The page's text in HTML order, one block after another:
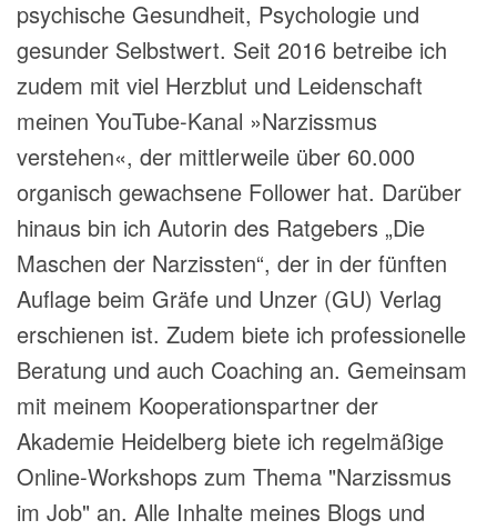
psychische Gesundheit, Psychologie und
gesunder Selbstwert. Seit 2016 betreibe ich
zudem mit viel Herzblut und Leidenschaft
meinen YouTube-Kanal »Narzissmus
verstehen«, der mittlerweile über 60.000
organisch gewachsene Follower hat. Darüber
hinaus bin ich Autorin des Ratgebers „Die
Maschen der Narzissten“, der in der fünften
Auflage beim Gräfe und Unzer (GU) Verlag
erschienen ist. Zudem biete ich professionelle
Beratung und auch Coaching an. Gemeinsam
mit meinem Kooperationspartner der
Akademie Heidelberg biete ich regelmäßige
Online-Workshops zum Thema "Narzissmus
im Job" an. Alle Inhalte meines Blogs und